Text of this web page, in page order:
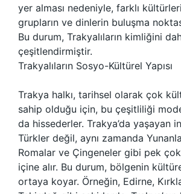
yer alması nedeniyle, farklı
grupların ve dinlerin buluşma
Bu durum, Trakyalıların kimliğini
çeşitlendirmiştir.
Trakyalıların Sosyo-Kültürel Yapısı
Trakya halkı, tarihsel olarak çok
sahip olduğu için, bu çeşitliliği
da hissederler. Trakya’da yaşayan
Türkler değil, aynı zamanda
Romalar ve Çingeneler gibi pek
içine alır. Bu durum, bölgenin
ortaya koyar. Örneğin, Edirne,